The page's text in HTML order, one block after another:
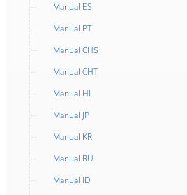
Manual ES
Manual PT
Manual CHS
Manual CHT
Manual HI
Manual JP
Manual KR
Manual RU
Manual ID